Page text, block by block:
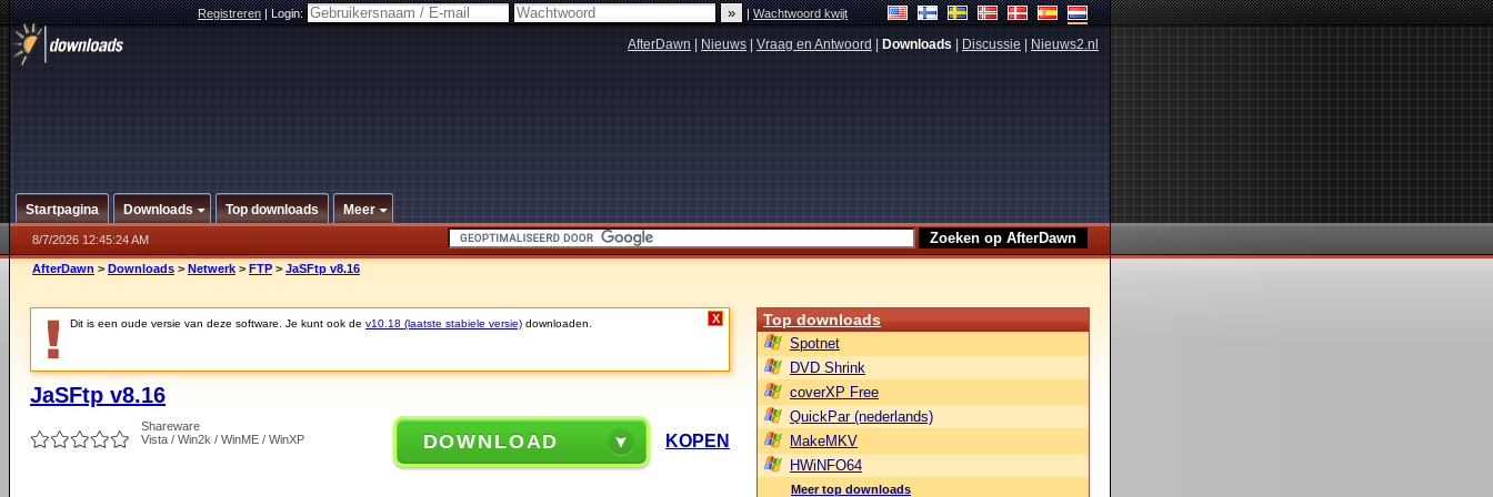
Registreren|Login: |Wachtwoord kwijt
AfterDawn Nieuws Vraag en Antwoord Downloads Discussie Nieuws2.nl
Startpagina Downloads Top downloads Meer
8/7/2026 12:45:24 AM
AfterDawn > Downloads > Netwerk > FTP > JaSFtp v8.16
Dit is een oude versie van deze software. Je kunt ook de v10.18 (laatste stabiele versie) downloaden. X
JaSFtp v8.16
Shareware
Vista / Win2k / WinME / WinXP
DOWNLOAD KOPEN
Top downloads
Spotnet
DVD Shrink
coverXP Free
QuickPar (nederlands)
MakeMKV
HWiNFO64
Meer top downloads